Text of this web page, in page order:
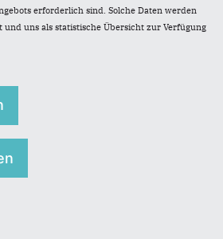
Swen Christian
0151/29539539
mail@swenchristian.de
erforderlich sind. Solche Daten werden
und uns als statistische Übersicht zur Verfügung